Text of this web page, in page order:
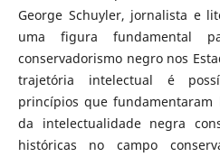
George Schuyler, jornalista e
uma figura fundamental
conservadorismo negro nos
trajetória intelectual é
princípios que fundamentaram
da intelectualidade negra
históricas no campo